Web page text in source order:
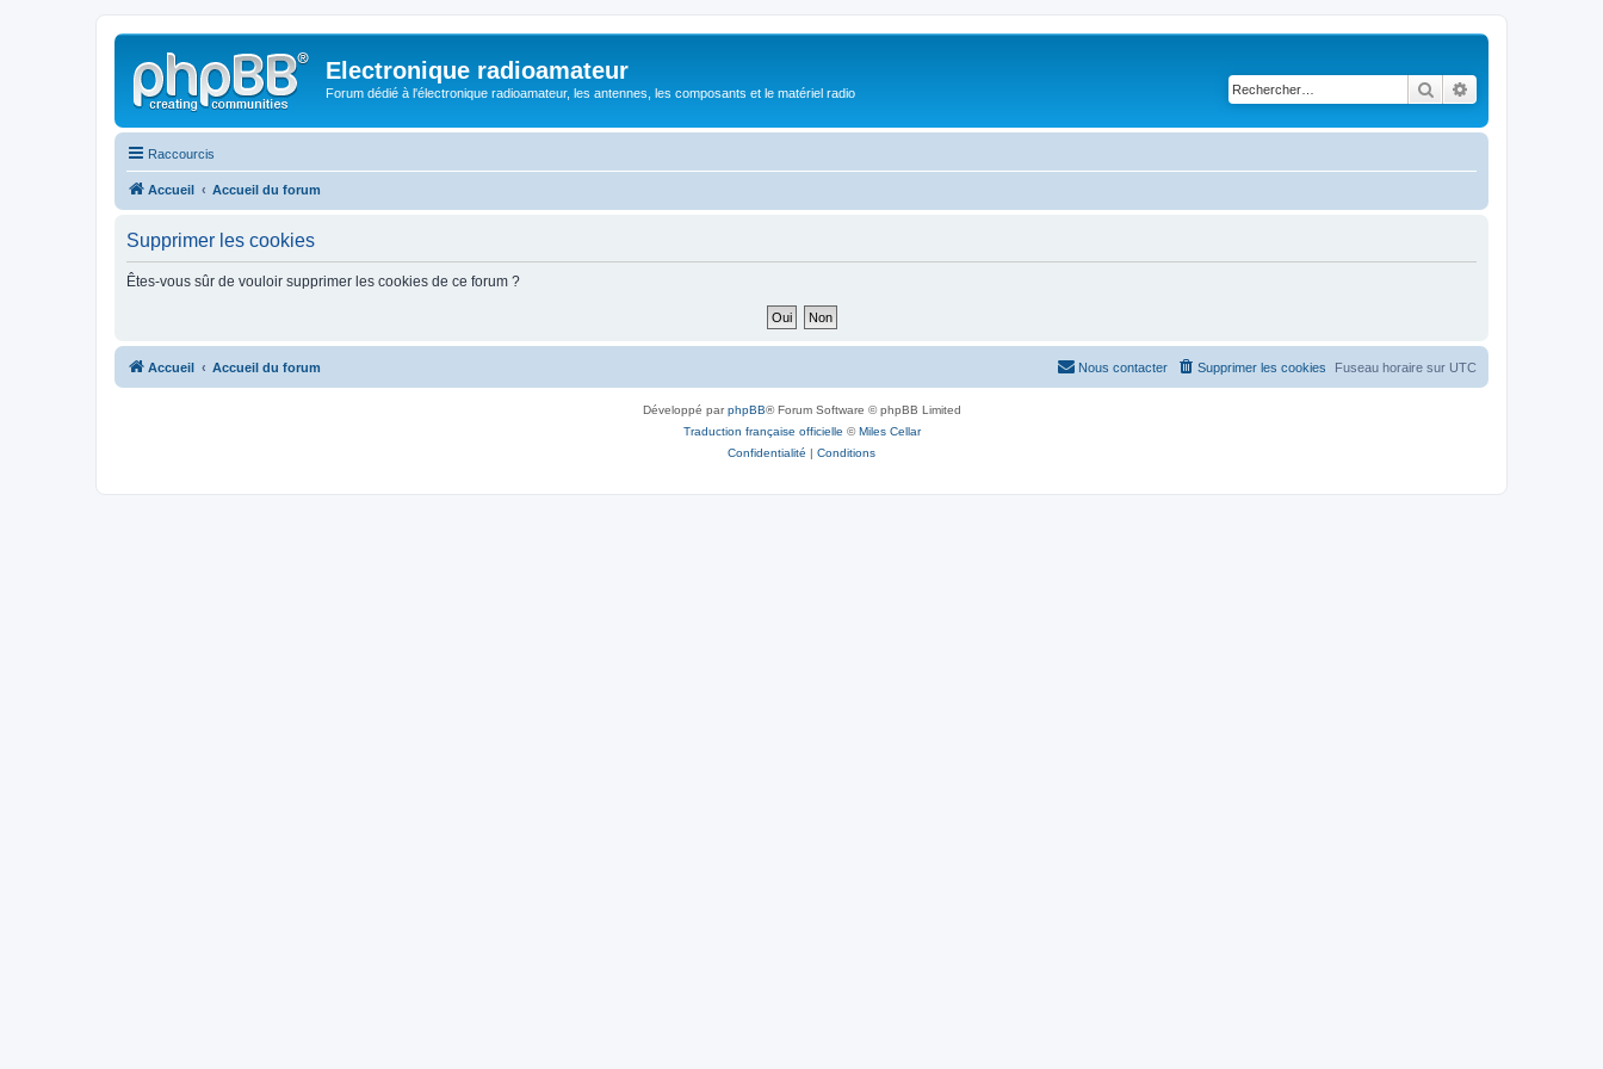
Electronique radioamateur
Forum dédié à l'électronique radioamateur, les antennes, les composants et le matériel radio Rechercher
Raccourcis
Accueil Accueil du forum
Supprimer les cookies
Êtes-vous sûr de vouloir supprimer les cookies de ce forum ?
Accueil Accueil du forum Fuseau horaire sur UTC
Supprimer les cookies
Nous contacter
Développé parphpBB® Forum Software © phpBB Limited
Traduction française officielle ©Miles Cellar
Confidentialité | Conditions